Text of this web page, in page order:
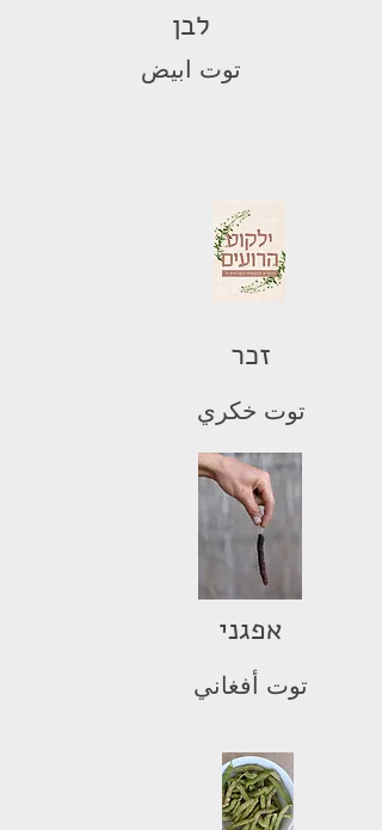
לבן
توت ابيض
זכר
توت خكري
אפגני
توت أفغاني